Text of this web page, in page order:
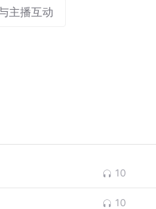
主播互动
10
10